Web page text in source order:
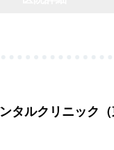
タルクリニック